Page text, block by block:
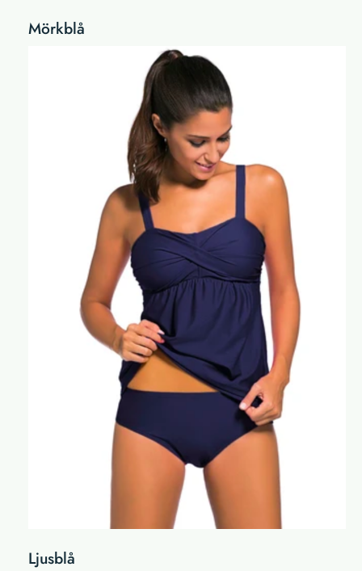
Mörkblå
Ljusblå